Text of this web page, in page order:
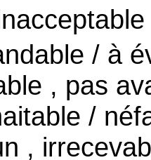
/ à
, pas
/
,